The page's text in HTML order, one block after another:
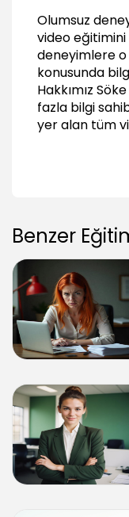
Olumsuz
video eğitimini
deneyimlere o
konusunda
Hakkımız
fazla bilgi
yer alan tüm
Benzer